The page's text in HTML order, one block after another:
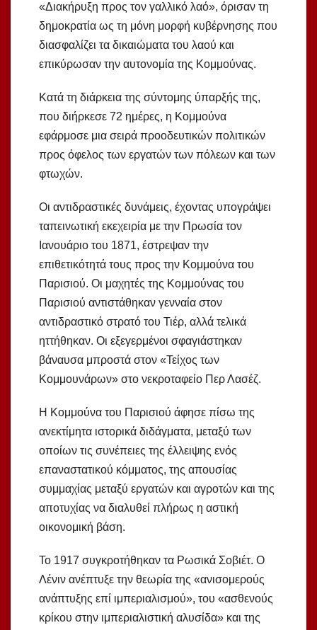
«Διακήρυξη προς τον γαλλικό λαό», όρισαν τη
δημοκρατία ως τη μόνη μορφή κυβέρνησης που
διασφαλίζει τα δικαιώματα του λαού και
επικύρωσαν την αυτονομία της Κομμούνας.
Κατά τη διάρκεια της σύντομης ύπαρξής της,
που διήρκεσε 72 ημέρες, η Κομμούνα
εφάρμοσε μια σειρά προοδευτικών πολιτικών
προς όφελος των εργατών των πόλεων και των
φτωχών.
Οι αντιδραστικές δυνάμεις, έχοντας υπογράψει
ταπεινωτική εκεχειρία με την Πρωσία τον
Ιανουάριο του 1871, έστρεψαν την
επιθετικότητά τους προς την Κομμούνα του
Παρισιού. Οι μαχητές της Κομμούνας του
Παρισιού αντιστάθηκαν γενναία στον
αντιδραστικό στρατό του Τιέρ, αλλά τελικά
ηττήθηκαν. Οι εξεγερμένοι σφαγιάστηκαν
βάναυσα μπροστά στον «Τείχος των
Κομμουνάρων» στο νεκροταφείο Περ Λασέζ.
Η Κομμούνα του Παρισιού άφησε πίσω της
ανεκτίμητα ιστορικά διδάγματα, μεταξύ των
οποίων τις συνέπειες της έλλειψης ενός
επαναστατικού κόμματος, της απουσίας
συμμαχίας μεταξύ εργατών και αγροτών και της
αποτυχίας να διαλυθεί πλήρως η αστική
οικονομική βάση.
Το 1917 συγκροτήθηκαν τα Ρωσικά Σοβιέτ. Ο
Λένιν ανέπτυξε την θεωρία της «ανισομερούς
ανάπτυξης επί ιμπεριαλισμού», του «ασθενούς
κρίκου στην ιμπεριαλιστική αλυσίδα» και της